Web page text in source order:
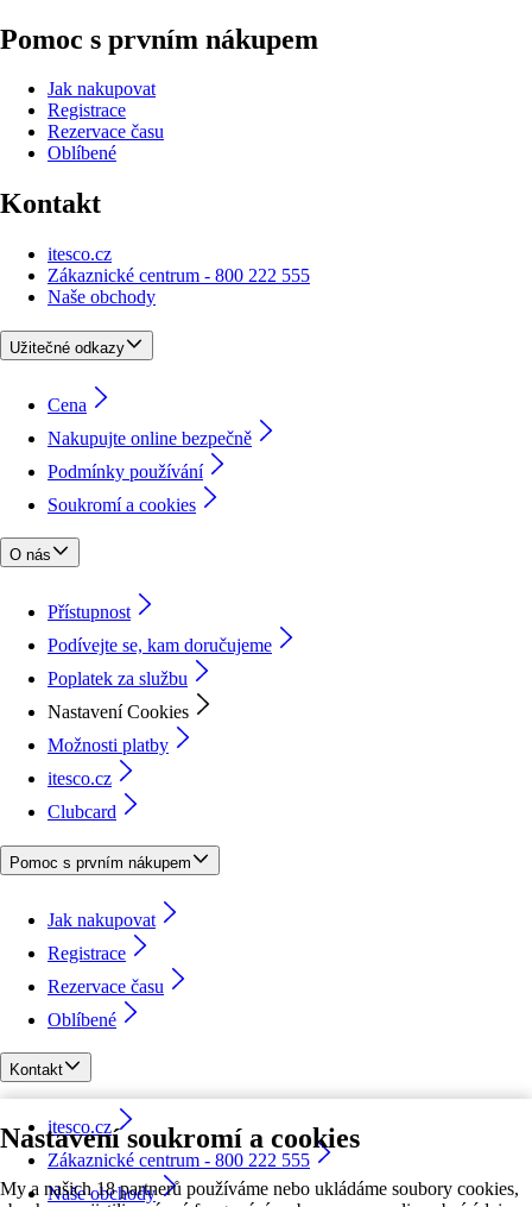
Nastavení soukromí a cookies
My a našich 18 partnerů používáme nebo ukládáme soubory cookies,
Pomoc s prvním nákupem
Jak nakupovat
Registrace
Rezervace času
Oblíbené
Kontakt
itesco.cz
Zákaznické centrum - 800 222 555
Naše obchody
Užitečné odkazy
Cena
Nakupujte online bezpečně
Podmínky používání
Soukromí a cookies
O nás
Přístupnost
Podívejte se, kam doručujeme
Poplatek za službu
Nastavení Cookies
Možnosti platby
itesco.cz
Clubcard
Pomoc s prvním nákupem
Jak nakupovat
Registrace
Rezervace času
Oblíbené
Kontakt
itesco.cz
Zákaznické centrum - 800 222 555
Naše obchody